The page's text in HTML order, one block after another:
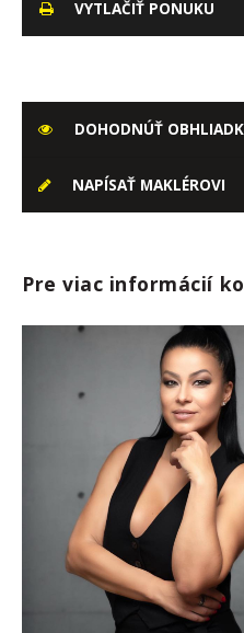
VYTLAČIŤ PONUKU
DOHODNÚŤ
NAPÍSAŤ MAKLÉROVI
Pre viac informácií